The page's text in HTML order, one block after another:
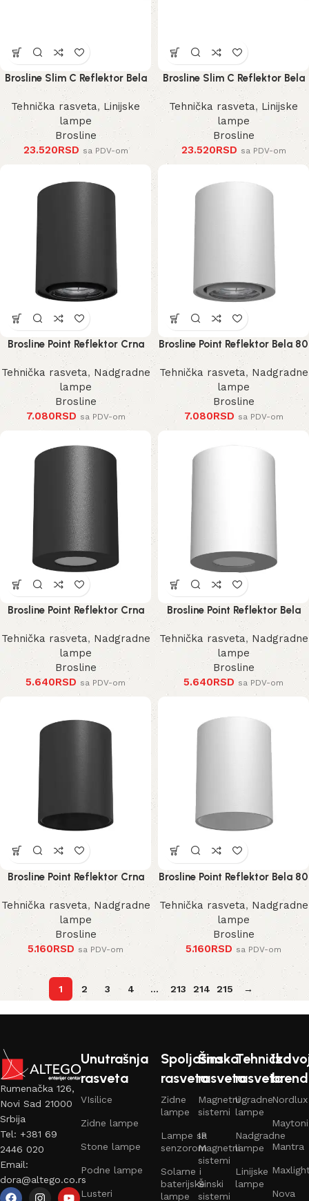
Brosline Slim C Reflektor Bela
4000K 1200 mm 40 mm 1292
mm
Tehnička rasveta,Linijske
lampe
Brosline
23.520RSD sa PDV-om
Brosline Slim C Reflektor Bela
4000K 1200 mm 40 mm 1290
mm
Tehnička rasveta, Linijske
lampe
Brosline
23.520RSD sa PDV-om
Brosline Point Reflektor Crna
80 mm 100 mm
Tehnička rasveta,Nadgradne
lampe
Brosline
7.080RSD sa PDV-om
Brosline Point Reflektor Bela 80
mm 100 mm
Tehnička rasveta, Nadgradne
lampe
Brosline
7.080RSD sa PDV-om
Brosline Point Reflektor Crna
100 mm
Tehnička rasveta,Nadgradne
lampe
Brosline
5.640RSD sa PDV-om
Brosline Point Reflektor Bela
100 mm
Tehnička rasveta, Nadgradne
lampe
Brosline
5.640RSD sa PDV-om
Brosline Point Reflektor Crna
80 mm 115 mm
Tehnička rasveta,Nadgradne
lampe
Brosline
5.160RSD sa PDV-om
Brosline Point Reflektor Bela 80
mm 115 mm
Tehnička rasveta, Nadgradne
lampe
Brosline
5.160RSD sa PDV-om
1 2 3 4 … 213 214 215 →
Rumenačka 126,
Novi Sad 21000
Srbija
Tel: +381 69
2446 020
Email:
dora@altego.co.rs
Unutrašnja
rasveta
VIsilice
Zidne lampe
Stone lampe
Podne lampe
Lusteri
Spoljašna
rasveta
Zidne
lampe
Lampe sa
senzorom
Solarne i
baterijske
lampe
Šinska
rasveta
Magnetni
sistemi
IP
Magnetni
sistemi
Šinski
sistemi
Tehnička
rasveta
Ugradne
lampe
Nadgradne
lampe
Linijske
lampe
Nordlux
Maytoni
Mantra
Nova